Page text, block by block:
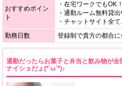
おすすめポイン
ト
・在宅ワークでもOK！
・通勤ルーム無料貸出
・チャットサイト全て
勤務日数
登録制で貴方の都合
通勤だったらお菓子と弁当と飲み物が全
ナイショだょ(*´ω`*)♪